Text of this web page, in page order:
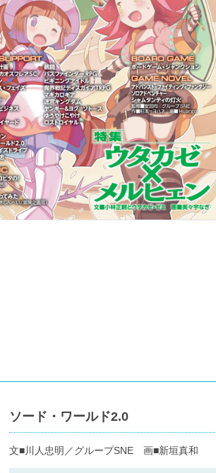
ソード・ワールド2.0
文■川人忠明／グループSNE 画■新垣真和